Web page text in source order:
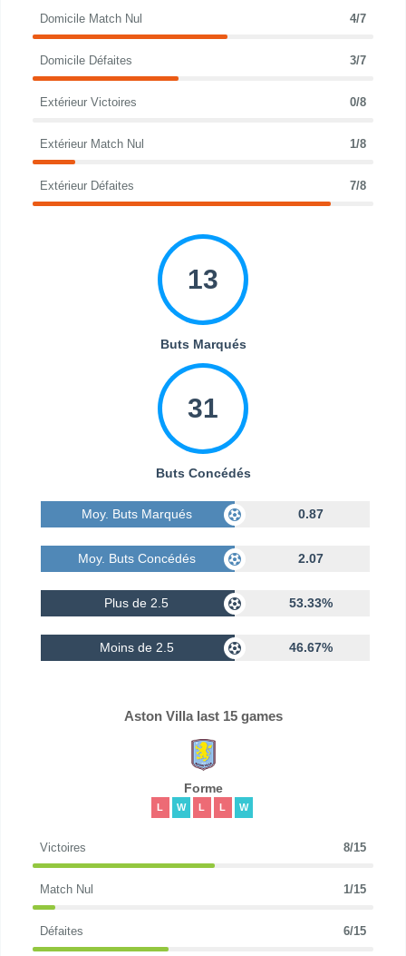
Domicile Match Nul 4/7
Domicile Défaites 3/7
Extérieur Victoires 0/8
Extérieur Match Nul 1/8
Extérieur Défaites 7/8
13
Buts Marqués
31
Buts Concédés
Moy. Buts Marqués 0.87
Moy. Buts Concédés 2.07
Plus de 2.5 53.33%
Moins de 2.5 46.67%
Aston Villa last 15 games
Forme
L W L L W
Victoires 8/15
Match Nul 1/15
Défaites 6/15